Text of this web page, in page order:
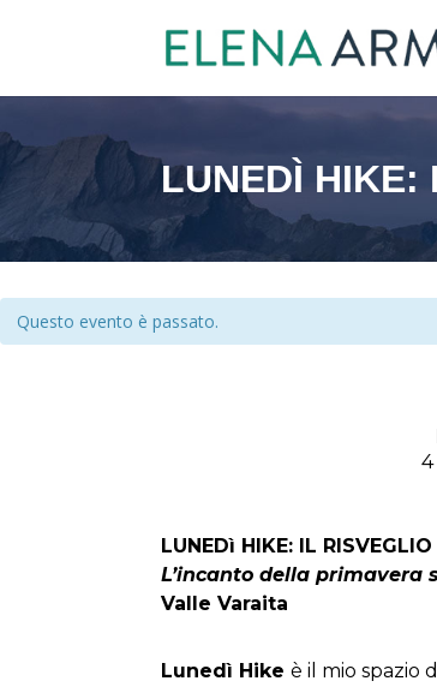
LUNEDÌ HIKE:
Questo evento è passato.
4
LUNEDì HIKE: IL
L’incanto della primavera
Valle Varaita
Lunedì Hikeè il mio spazio